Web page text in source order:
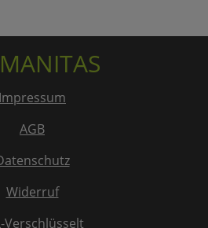
Impressum
AGB
Widerruf
Verschlüsselt